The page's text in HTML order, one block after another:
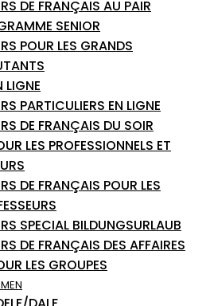
DE FRANÇAIS AU PAIR
SENIOR
POUR LES GRANDS
LIGNE
PARTICULIERS EN LIGNE
DE FRANÇAIS DU SOIR
LES PROFESSIONNELS ET
DE FRANÇAIS POUR LES
SPECIAL BILDUNGSURLAUB
DE FRANÇAIS DES AFFAIRES
LES GROUPES